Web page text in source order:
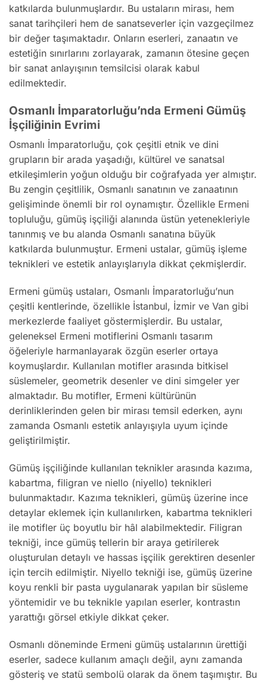
katkılarda bulunmuşlardır. Bu ustaların mirası, hem
sanat tarihçileri hem de sanatseverler için vazgeçilmez
bir değer taşımaktadır. Onların eserleri, zanaatın ve
estetiğin sınırlarını zorlayarak, zamanın ötesine geçen
bir sanat anlayışının temsilcisi olarak kabul
edilmektedir.
Osmanlı İmparatorluğu’nda Ermeni Gümüş
İşçiliğinin Evrimi
Osmanlı İmparatorluğu, çok çeşitli etnik ve dini
grupların bir arada yaşadığı, kültürel ve sanatsal
etkileşimlerin yoğun olduğu bir coğrafyada yer almıştır.
Bu zengin çeşitlilik, Osmanlı sanatının ve zanaatının
gelişiminde önemli bir rol oynamıştır. Özellikle Ermeni
topluluğu, gümüş işçiliği alanında üstün yetenekleriyle
tanınmış ve bu alanda Osmanlı sanatına büyük
katkılarda bulunmuştur. Ermeni ustalar, gümüş işleme
teknikleri ve estetik anlayışlarıyla dikkat çekmişlerdir.
Ermeni gümüş ustaları, Osmanlı İmparatorluğu’nun
çeşitli kentlerinde, özellikle İstanbul, İzmir ve Van gibi
merkezlerde faaliyet göstermişlerdir. Bu ustalar,
geleneksel Ermeni motiflerini Osmanlı tasarım
öğeleriyle harmanlayarak özgün eserler ortaya
koymuşlardır. Kullanılan motifler arasında bitkisel
süslemeler, geometrik desenler ve dini simgeler yer
almaktadır. Bu motifler, Ermeni kültürünün
derinliklerinden gelen bir mirası temsil ederken, aynı
zamanda Osmanlı estetik anlayışıyla uyum içinde
geliştirilmiştir.
Gümüş işçiliğinde kullanılan teknikler arasında kazıma,
kabartma, filigran ve niello (niyello) teknikleri
bulunmaktadır. Kazıma teknikleri, gümüş üzerine ince
detaylar eklemek için kullanılırken, kabartma teknikleri
ile motifler üç boyutlu bir hâl alabilmektedir. Filigran
tekniği, ince gümüş tellerin bir araya getirilerek
oluşturulan detaylı ve hassas işçilik gerektiren desenler
için tercih edilmiştir. Niyello tekniği ise, gümüş üzerine
koyu renkli bir pasta uygulanarak yapılan bir süsleme
yöntemidir ve bu teknikle yapılan eserler, kontrastın
yarattığı görsel etkiyle dikkat çeker.
Osmanlı döneminde Ermeni gümüş ustalarının ürettiği
eserler, sadece kullanım amaçlı değil, aynı zamanda
gösteriş ve statü sembolü olarak da önem taşımıştır. Bu